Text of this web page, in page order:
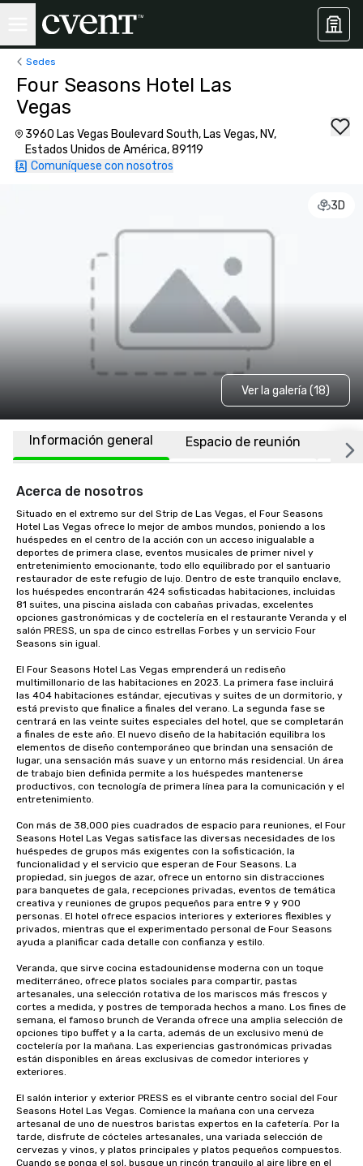
Sedes
Four Seasons Hotel Las
Vegas
3960 Las Vegas Boulevard South, Las Vegas, NV,
Estados Unidos de América, 89119
Comuníquese con nosotros
3D
Ver la galería (18)
Información general Espacio de reunión
Acerca de nosotros
Situado en el extremo sur del Strip de Las Vegas, el Four Seasons
Hotel Las Vegas ofrece lo mejor de ambos mundos, poniendo a los
huéspedes en el centro de la acción con un acceso inigualable a
deportes de primera clase, eventos musicales de primer nivel y
entretenimiento emocionante, todo ello equilibrado por el santuario
restaurador de este refugio de lujo. Dentro de este tranquilo enclave,
los huéspedes encontrarán 424 sofisticadas habitaciones, incluidas
81 suites, una piscina aislada con cabañas privadas, excelentes
opciones gastronómicas y de coctelería en el restaurante Veranda y el
salón PRESS, un spa de cinco estrellas Forbes y un servicio Four
Seasons sin igual.
El Four Seasons Hotel Las Vegas emprenderá un rediseño
multimillonario de las habitaciones en 2023. La primera fase incluirá
las 404 habitaciones estándar, ejecutivas y suites de un dormitorio, y
está previsto que finalice a finales del verano. La segunda fase se
centrará en las veinte suites especiales del hotel, que se completarán
a finales de este año. El nuevo diseño de la habitación equilibra los
elementos de diseño contemporáneo que brindan una sensación de
lugar, una sensación más suave y un entorno más residencial. Un área
de trabajo bien definida permite a los huéspedes mantenerse
productivos, con tecnología de primera línea para la comunicación y el
entretenimiento.
Con más de 38,000 pies cuadrados de espacio para reuniones, el Four
Seasons Hotel Las Vegas satisface las diversas necesidades de los
huéspedes de grupos más exigentes con la sofisticación, la
funcionalidad y el servicio que esperan de Four Seasons. La
propiedad, sin juegos de azar, ofrece un entorno sin distracciones
para banquetes de gala, recepciones privadas, eventos de temática
creativa y reuniones de grupos pequeños para entre 9 y 900
personas. El hotel ofrece espacios interiores y exteriores flexibles y
privados, mientras que el experimentado personal de Four Seasons
ayuda a planificar cada detalle con confianza y estilo.
Veranda, que sirve cocina estadounidense moderna con un toque
mediterráneo, ofrece platos sociales para compartir, pastas
artesanales, una selección rotativa de los mariscos más frescos y
cortes a medida, y postres de temporada hechos a mano. Los fines de
semana, el famoso brunch de Veranda ofrece una amplia selección de
opciones tipo buffet y a la carta, además de un exclusivo menú de
coctelería por la mañana. Las experiencias gastronómicas privadas
están disponibles en áreas exclusivas de comedor interiores y
exteriores.
El salón interior y exterior PRESS es el vibrante centro social del Four
Seasons Hotel Las Vegas. Comience la mañana con una cerveza
artesanal de uno de nuestros baristas expertos en la cafetería. Por la
tarde, disfrute de cócteles artesanales, una variada selección de
cervezas y vinos, y platos principales y platos pequeños compuestos.
Cuando se ponga el sol, busque un rincón tranquilo al aire libre en el